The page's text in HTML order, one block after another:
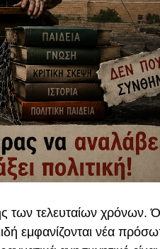
των τελευταίων χρόνων.
εμφανίζονται νέα